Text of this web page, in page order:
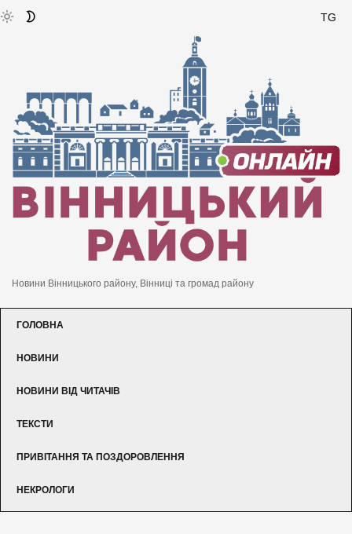
TG
Новини Вінницького району, Вінниці та громад району
ГОЛОВНА
НОВИНИ
НОВИНИ ВІД ЧИТАЧІВ
ТЕКСТИ
ПРИВІТАННЯ ТА ПОЗДОРОВЛЕННЯ
НЕКРОЛОГИ